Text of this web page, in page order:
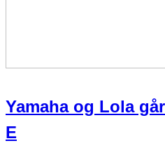
Yamaha og Lola
E